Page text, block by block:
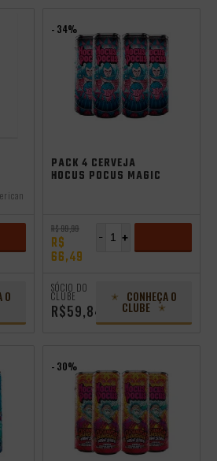
O
- 34%
PACK 4 CERVEJA
HOCUS POCUS MAGIC
R$ 99,99
R$
66,49
+
-
SÓCIO DO
CLUBE
R$59,84
CONHEÇA O
CLUBE
- 30%